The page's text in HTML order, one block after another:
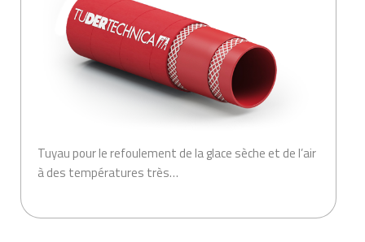
Tuyau pour le refoulement de la glace sèche et de l’air
à des températures très…